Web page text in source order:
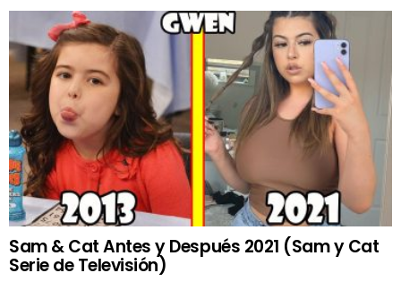
Sam & Cat Antes y Después 2021 (Sam y Cat
Serie de Televisión)